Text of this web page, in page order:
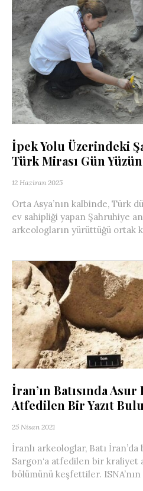
İpek Yolu Üzerindeki
Türk Mirası Gün
12 Haziran 2025
Orta Asya’nın kalbinde, Türk
ev sahipliği yapan Şahruhiye
arkeologların yürüttüğü ortak
İran’ın Batısında
Atfedilen Bir Yazıt
25 Nisan 2021
İranlı arkeologlar, Batı
Sargon‘a atfedilen bir kraliyet
bölümünü keşfettiler. ISNA’nın